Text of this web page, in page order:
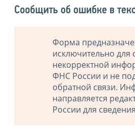
Сообщить об ошибке в
Форма
исключительно
некорректной
ФНС России и не
обратной связи.
направляется
России для